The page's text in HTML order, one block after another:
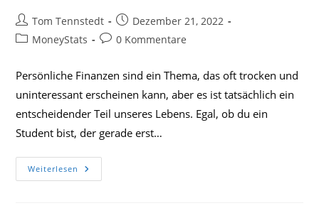
Beitrags-
Autor:
Tom Tennstedt
Beitrag
veröffentlicht:
Dezember 21, 2022
Beitrags-
MoneyStats
Beitrags-
0 Kommentare
Persönliche Finanzen sind ein Thema, das oft trocken und
uninteressant erscheinen kann, aber es ist tatsächlich ein
entscheidender Teil unseres Lebens. Egal, ob du ein
Student bist, der gerade erst…
Weiterlesen Haushaltsbuch
Führen